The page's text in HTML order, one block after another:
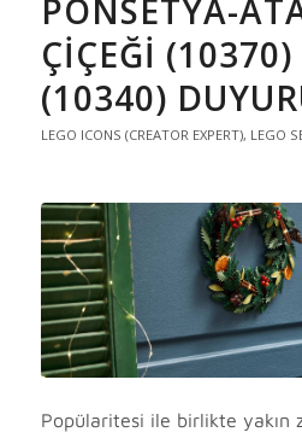
PONSETYA-
ÇIÇEĞI (10370)
(10340)
LEGO ICONS (CREATOR EXPERT), LEGO
Popülaritesi ile birlikte yakın